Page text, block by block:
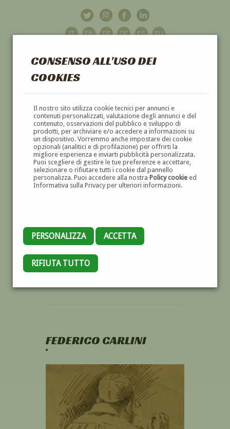
CONSENSO ALL'USO DEI
COOKIES
Il nostro sito utilizza cookie tecnici per annunci e
contenuti personalizzati, valutazione degli annunci e del
contenuto, osservazioni del pubblico e sviluppo di
prodotti, per archiviare e/o accedere a informazioni su
un dispositivo. Vorremmo anche impostare dei cookie
opzionali (analitici e di profilazione) per offrirti la
migliore esperienza e inviarti pubblicità personalizzata.
Puoi scegliere di gestire le tue preferenze e accettare,
selezionare o rifiutare tutti i cookie dal pannello
personalizza. Puoi accedere alla nostra Policy cookieed
Informativa sulla Privacy per ulteriori informazioni.
PERSONALIZZA ACCETTA
RIFIUTA TUTTO
GALLERIAD'ARTE
DIPINTI E SCULTURE '800 E '900
FEDERICO CARLINI